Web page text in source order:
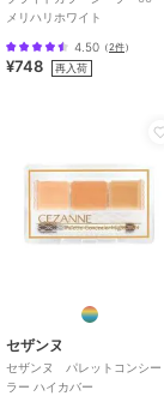
メリハリホワイト
4.50 （2件）
¥748 再入荷
セザンヌ
セザンヌ パレットコンシー
ラー ハイカバー